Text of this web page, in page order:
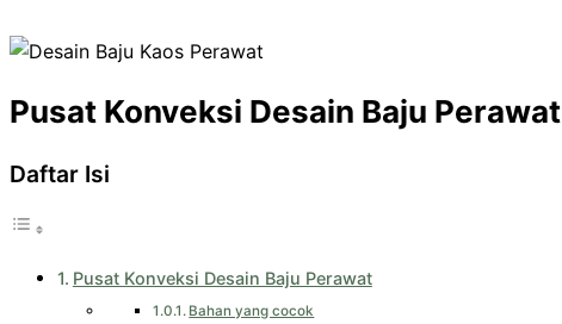
Pusat Konveksi Desain Baju Perawat
Daftar Isi
Pusat Konveksi Desain Baju Perawat
Bahan yang cocok